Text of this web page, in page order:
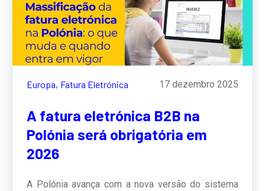
Europa, Fatura Eletrónica 17 dezembro 2025
A fatura eletrónica B2B na
Polónia será obrigatória em
2026
A Polónia avança com a nova versão do sistema